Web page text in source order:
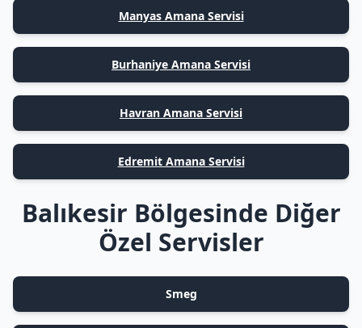
Manyas Amana Servisi
Burhaniye Amana Servisi
Havran Amana Servisi
Edremit Amana Servisi
Balıkesir Bölgesinde Diğer
Özel Servisler
Smeg